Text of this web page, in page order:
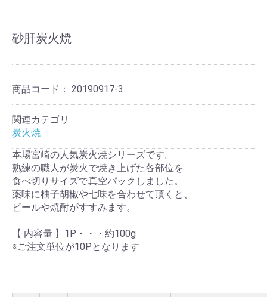
砂肝炭火焼
商品コード： 20190917-3
関連カテゴリ
炭火焼
本場宮崎の人気炭火焼シリーズです。
熟練の職人が炭火で焼き上げた各部位を
食べ切りサイズで真空パックしました。
薬味に柚子胡椒や七味を合わせて頂くと、
ビールや焼酎がすすみます。
【 内容量 】1P・・・約100g
※ご注文単位が10Pとなります